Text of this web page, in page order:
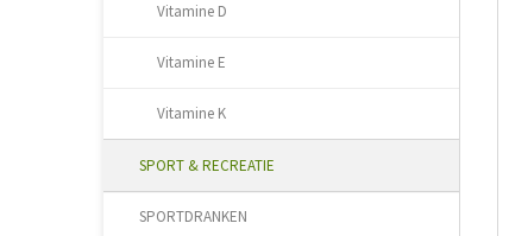
Vitamine D
Vitamine E
Vitamine K
SPORT & RECREATIE
SPORTDRANKEN